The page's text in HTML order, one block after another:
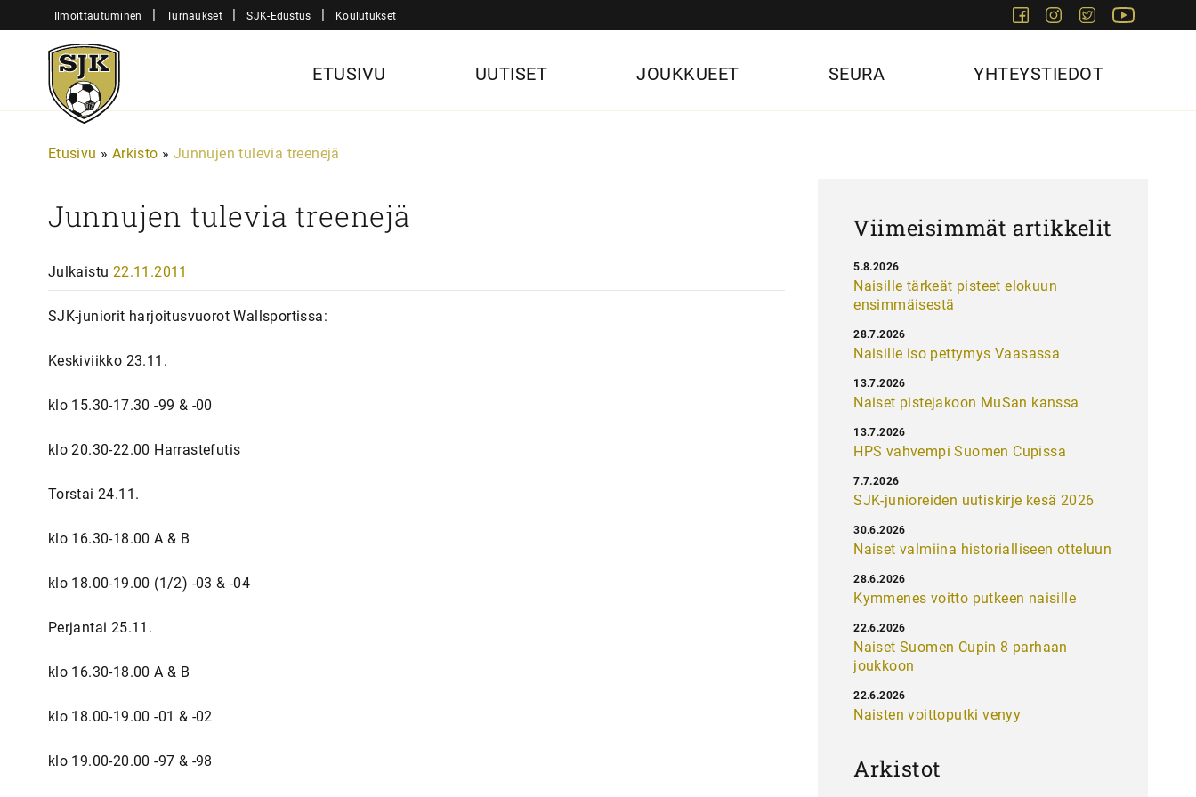
sisältöön
Ilmoittautuminen | Turnaukset | SJK-Edustus | Koulutukset FacebookInstagram
Twitter
Sjk-
Juniorit
ETUSIVU UUTISET JOUKKUEET SEURA YHTEYSTIEDOT
Etusivu » Arkisto » Junnujen tulevia treenejä
Junnujen tulevia treenejä
Julkaistu 22.11.2011
SJK-juniorit harjoitusvuorot Wallsportissa:
Keskiviikko 23.11.
klo 15.30-17.30 -99 & -00
klo 20.30-22.00 Harrastefutis
Torstai 24.11.
klo 16.30-18.00 A & B
klo 18.00-19.00 (1/2) -03 & -04
Perjantai 25.11.
klo 16.30-18.00 A & B
klo 18.00-19.00 -01 & -02
klo 19.00-20.00 -97 & -98
Viimeisimmät artikkelit
Naisille tärkeät pisteet elokuun
ensimmäisestä
5.8.2026
Naisille iso pettymys Vaasassa
28.7.2026
Naiset pistejakoon MuSan kanssa
13.7.2026
HPS vahvempi Suomen Cupissa
13.7.2026
SJK-junioreiden uutiskirje kesä 2026
7.7.2026
Naiset valmiina historialliseen otteluun
30.6.2026
Kymmenes voitto putkeen naisille
28.6.2026
Naiset Suomen Cupin 8 parhaan
joukkoon
22.6.2026
Naisten voittoputki venyy
22.6.2026
Arkistot